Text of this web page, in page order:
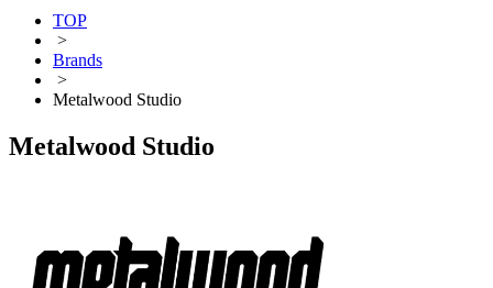
TOP
>
Brands
>
Metalwood Studio
Metalwood Studio